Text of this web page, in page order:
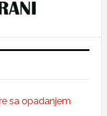
sa opadanjem